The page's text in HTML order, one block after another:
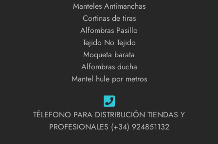
Manteles Antimanchas
Cortinas de tiras
Alfombras Pasillo
Tejido No Tejido
Moqueta barata
Alfombras ducha
Mantel hule por metros
TÉLEFONO PARA DISTRIBUCIÓN TIENDAS Y
PROFESIONALES (+34) 924851132